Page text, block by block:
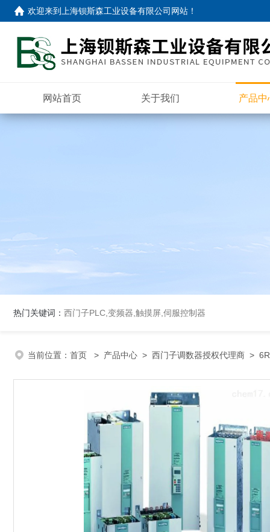
欢迎来到 上海钡斯森工业设备有限公司网站 ！
网站首页 关于我们 产品中
热门关键词： 西门子PLC,变频器,触摸屏,伺服控制器
当前位置： 首页 > 产品中心 > 西门子调数器授权代理商 >